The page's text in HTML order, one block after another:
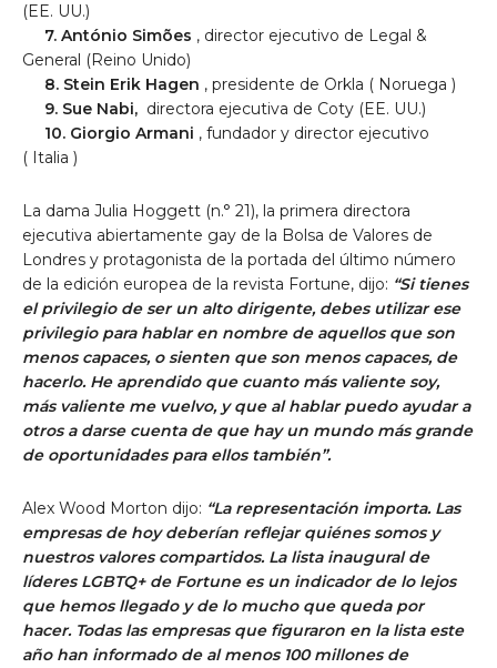
(EE. UU.)
7. António Simões , director ejecutivo de Legal &
General (Reino Unido)
8. Stein Erik Hagen , presidente de Orkla ( Noruega )
9. Sue Nabi, directora ejecutiva de Coty (EE. UU.)
10. Giorgio Armani , fundador y director ejecutivo
( Italia )
La dama Julia Hoggett (n.° 21), la primera directora
ejecutiva abiertamente gay de la Bolsa de Valores de
Londres y protagonista de la portada del último número
de la edición europea de la revista Fortune, dijo: “Si tienes
el privilegio de ser un alto dirigente, debes utilizar ese
privilegio para hablar en nombre de aquellos que son
menos capaces, o sienten que son menos capaces, de
hacerlo. He aprendido que cuanto más valiente soy,
más valiente me vuelvo, y que al hablar puedo ayudar a
otros a darse cuenta de que hay un mundo más grande
de oportunidades para ellos también”.
Alex Wood Morton dijo: “La representación importa. Las
empresas de hoy deberían reflejar quiénes somos y
nuestros valores compartidos. La lista inaugural de
líderes LGBTQ+ de Fortune es un indicador de lo lejos
que hemos llegado y de lo mucho que queda por
hacer. Todas las empresas que figuraron en la lista este
año han informado de al menos100 millones de